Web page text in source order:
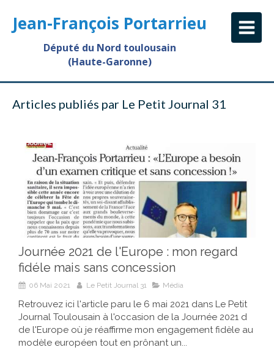
Jean-François Portarrieu
Député du Nord toulousain
(Haute-Garonne)
Articles publiés par Le Petit Journal 31
Journée 2021 de l'Europe : mon regard
fidéle mais sans concession
06 Mai 2021 Le Petit Journal 31 Média
Retrouvez ici l'article paru le 6 mai 2021 dans Le Petit
Journal Toulousain à l'occasion de la Journée 2021 d
de l'Europe où je réaffirme mon engagement fidèle au
modèle européen tout en prônant un...